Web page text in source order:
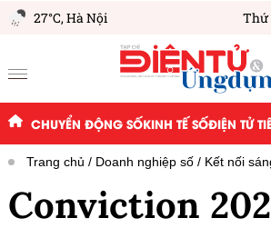
27°C,Hà Nội Thứ
CHUYỂN ĐỘNG SỐKINH TẾ SỐĐIỆN TỬ
Trang chủ Doanh nghiệp số Kết nối
Conviction